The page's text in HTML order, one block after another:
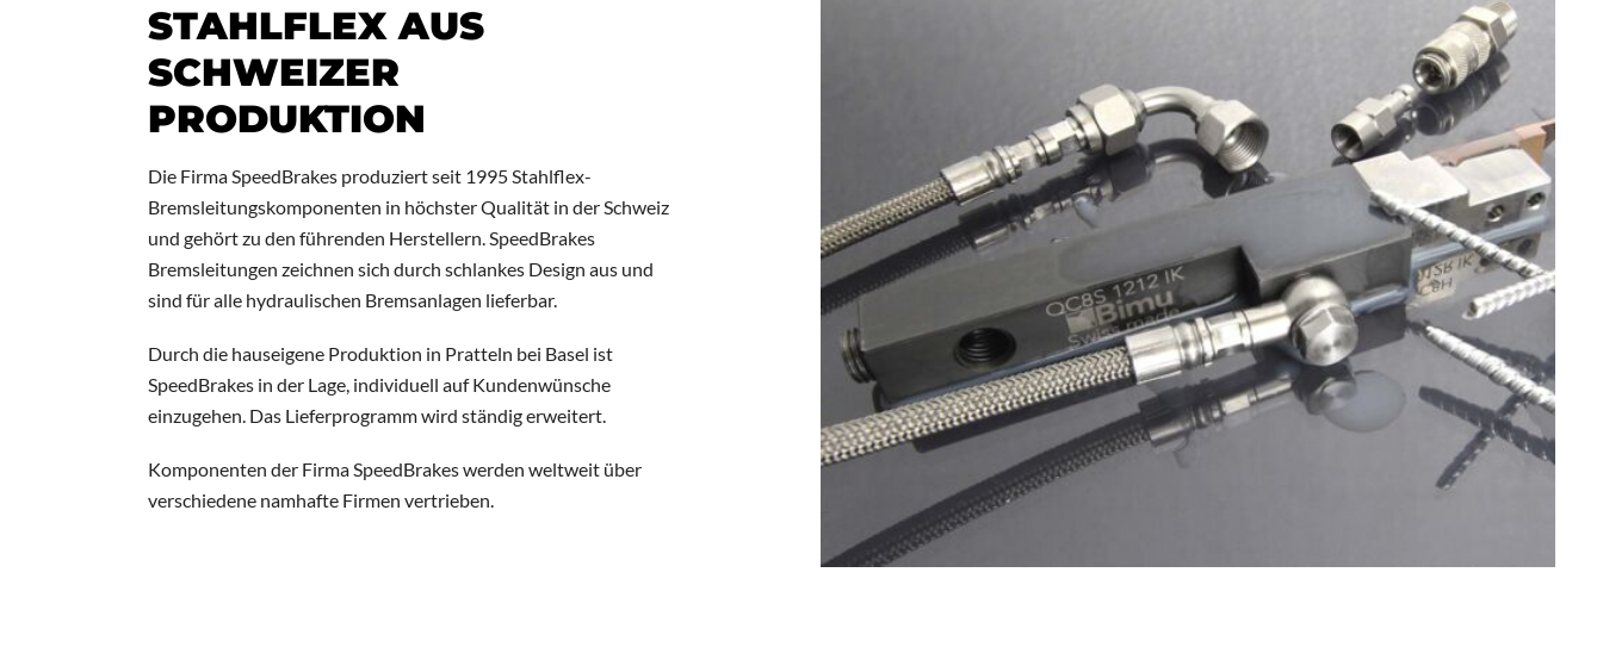
STAHLFLEX AUS
SCHWEIZER
PRODUKTION
Die Firma SpeedBrakes produziert seit 1995 Stahlflex-
Bremsleitungskomponenten in höchster Qualität in der Schweiz
und gehört zu den führenden Herstellern. SpeedBrakes
Bremsleitungen zeichnen sich durch schlankes Design aus und
sind für alle hydraulischen Bremsanlagen lieferbar.
Durch die hauseigene Produktion in Pratteln bei Basel ist
SpeedBrakes in der Lage, individuell auf Kundenwünsche
einzugehen. Das Lieferprogramm wird ständig erweitert.
Komponenten der Firma SpeedBrakes werden weltweit über
verschiedene namhafte Firmen vertrieben.